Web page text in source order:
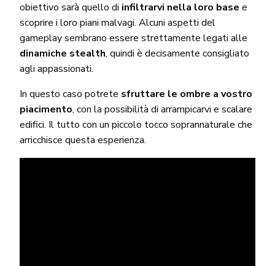
obiettivo sarà quello di infiltrarvi nella loro base e
scoprire i loro piani malvagi. Alcuni aspetti del
gameplay sembrano essere strettamente legati alle
dinamiche stealth, quindi è decisamente consigliato
agli appassionati.
In questo caso potrete sfruttare le ombre a vostro
piacimento, con la possibilità di arrampicarvi e scalare
edifici. Il tutto con un piccolo tocco soprannaturale che
arricchisce questa esperienza.